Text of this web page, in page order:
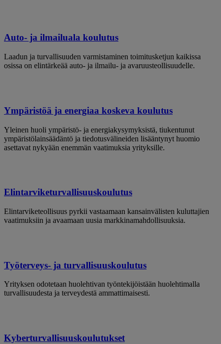
Auto- ja ilmailuala koulutus
Laadun ja turvallisuuden varmistaminen toimitusketjun kaikissa
osissa on elintärkeää auto- ja ilmailu- ja avaruusteollisuudelle.
Ympäristöä ja energiaa koskeva koulutus
Yleinen huoli ympäristö- ja energiakysymyksistä, tiukentunut
ympäristölainsäädäntö ja tiedotusvälineiden lisääntynyt huomio
asettavat nykyään enemmän vaatimuksia yrityksille.
Elintarviketurvallisuuskoulutus
Elintarviketeollisuus pyrkii vastaamaan kansainvälisten kuluttajien
vaatimuksiin ja avaamaan uusia markkinamahdollisuuksia.
Työterveys- ja turvallisuuskoulutus
Yrityksen odotetaan huolehtivan työntekijöistään huolehtimalla
turvallisuudesta ja terveydestä ammattimaisesti.
Kyberturvallisuuskoulutukset